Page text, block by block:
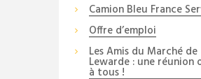
Camion Bleu France
Offre d’emploi
Les Amis du Marché de
Lewarde : une réunion
à tous !